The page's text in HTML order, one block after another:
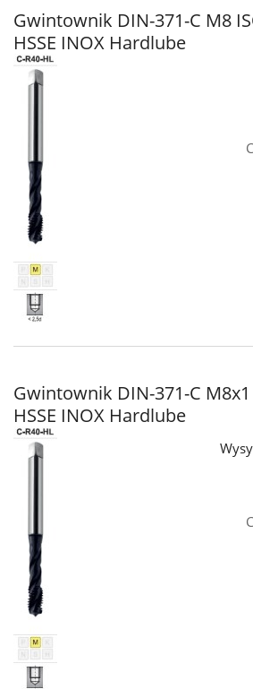
Gwintownik DIN-371-C M8
HSSE INOX Hardlube
Gwintownik DIN-371-C M8x1
HSSE INOX Hardlube